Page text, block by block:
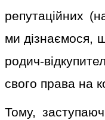
репутаційних
ми дізнаємося,
родич-
свого права на
Тому,